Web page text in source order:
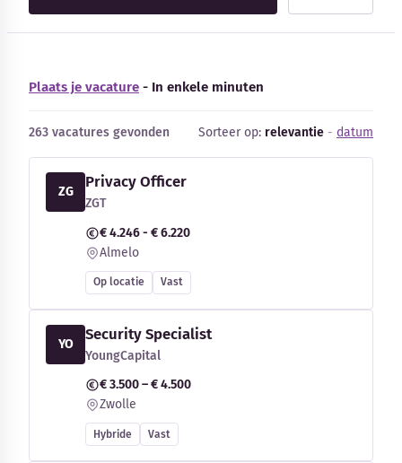
Externe bronnen
Woordenboek
Auteurs
Plaats je vacature - In enkele minuten
263 vacatures gevonden Sorteer op: relevantie - datum
ZG
Privacy Officer
ZGT
€ 4.246 - € 6.220
Almelo
Op locatie Vast
YO
Security Specialist
YoungCapital
€ 3.500 – € 4.500
Zwolle
Hybride Vast